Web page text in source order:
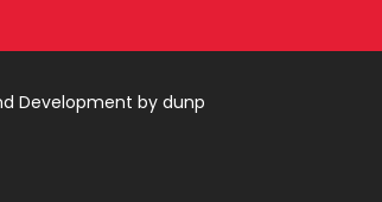
Development by dunp